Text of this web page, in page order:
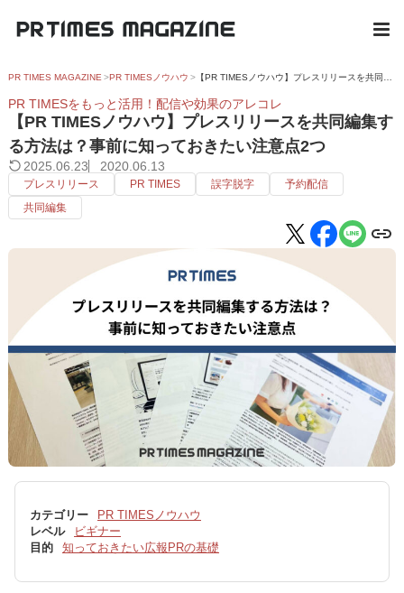
PR TIMES MAGAZINE PR TIMESノウハウ
PR TIMESをもっと活用！配信や効果のアレコレ
【PR TIMESノウハウ】プレスリリースを共同編集す
る方法は？事前に知っておきたい注意点2つ
2025.06.23 2020.06.13
プレスリリース PR TIMES 誤字脱字
予約配信
共同編集
カテゴリー
PR TIMESノウハウ
レベル
ビギナー
目的
知っておきたい広報PRの基礎